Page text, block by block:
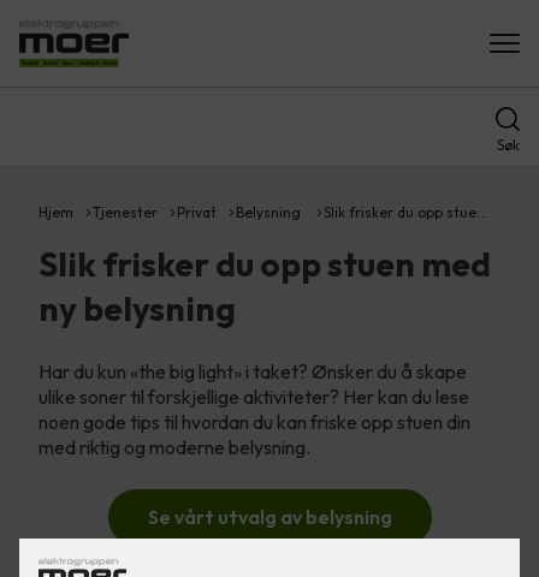
Søk
Hjem Tjenester Privat Belysning Slik frisker du opp stue…
Slik frisker du opp stuen med
ny belysning
Har du kun «the big light» i taket? Ønsker du å skape
ulike soner til forskjellige aktiviteter? Her kan du lese
noen gode tips til hvordan du kan friske opp stuen din
med riktig og moderne belysning.
Se vårt utvalg av belysning